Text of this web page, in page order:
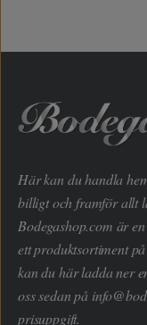
Här kan du handla
billigt och framför allt
Bodegashop.com är
ett produktsortiment
kan du här ladda ner
oss sedan på
prisuppgift.